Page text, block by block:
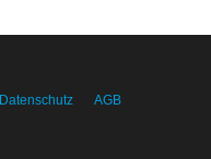
Datenschutz AGB